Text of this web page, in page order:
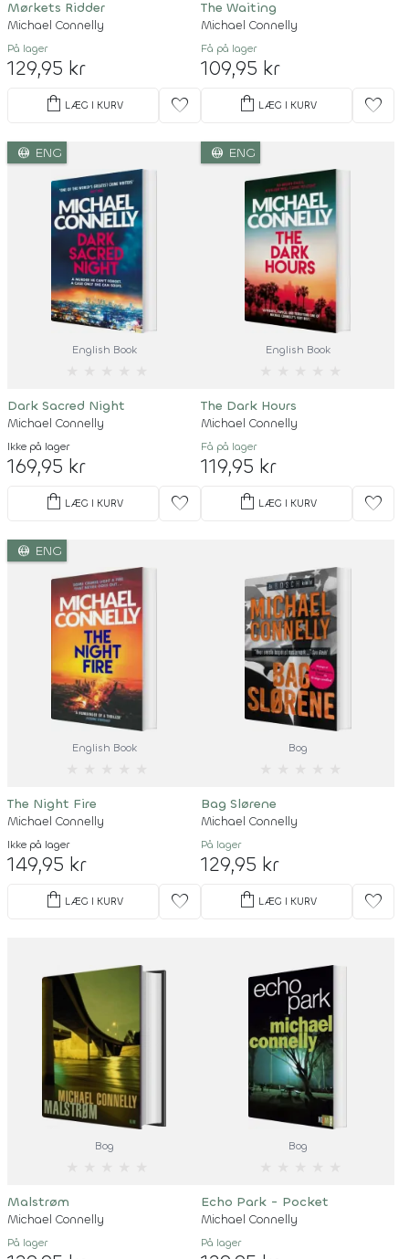
Mørkets Ridder
Michael Connelly
På lager
129,95 kr
shopping_bag LÆG I KURV favorite
The Waiting
Michael Connelly
Få på lager
109,95 kr
shopping_bag LÆG I KURV favorite
language ENG
English Book
Dark Sacred Night
Michael Connelly
Ikke på lager
169,95 kr
shopping_bag LÆG I KURV favorite
language ENG
English Book
The Dark Hours
Michael Connelly
Få på lager
119,95 kr
shopping_bag LÆG I KURV favorite
language ENG
English Book
The Night Fire
Michael Connelly
Ikke på lager
149,95 kr
shopping_bag LÆG I KURV favorite
Bog
Bag Slørene
Michael Connelly
På lager
129,95 kr
shopping_bag LÆG I KURV favorite
Bog
Malstrøm
Michael Connelly
På lager
Bog
Echo Park - Pocket
Michael Connelly
På lager